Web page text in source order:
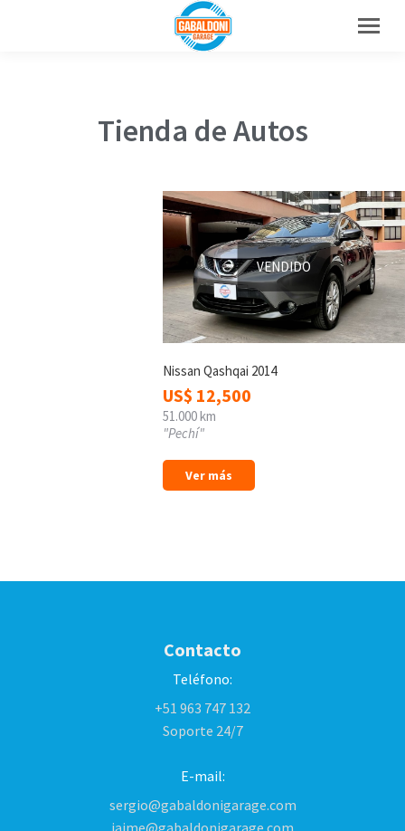
Tienda de Autos
VENDIDO
Nissan Qashqai 2014
US$ 12,500
51.000 km
"Pechí"
Ver más
Contacto
Teléfono:
+51 963 747 132
Soporte 24/7
E-mail:
sergio@gabaldonigarage.com
jaime@gabaldonigarage.com